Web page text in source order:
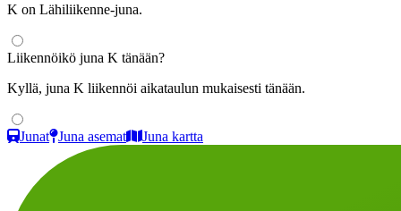
K on Lähiliikenne-juna.
Liikennöikö juna K tänään?
Kyllä, juna K liikennöi aikataulun mukaisesti tänään.
Junat Juna asemat Juna kartta